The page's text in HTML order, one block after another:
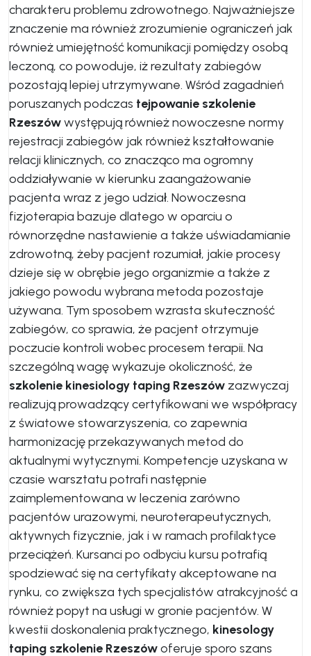
charakteru problemu zdrowotnego. Najważniejsze
znaczenie ma również zrozumienie ograniczeń jak
również umiejętność komunikacji pomiędzy osobą
leczoną, co powoduje, iż rezultaty zabiegów
pozostają lepiej utrzymywane. Wśród zagadnień
poruszanych podczas tejpowanie szkolenie
Rzeszówwystępują również nowoczesne normy
rejestracji zabiegów jak również kształtowanie
relacji klinicznych, co znacząco ma ogromny
oddziaływanie w kierunku zaangażowanie
pacjenta wraz z jego udział. Nowoczesna
fizjoterapia bazuje dlatego w oparciu o
równorzędne nastawienie a także uświadamianie
zdrowotną, żeby pacjent rozumiał, jakie procesy
dzieje się w obrębie jego organizmie a także z
jakiego powodu wybrana metoda pozostaje
używana. Tym sposobem wzrasta skuteczność
zabiegów, co sprawia, że pacjent otrzymuje
poczucie kontroli wobec procesem terapii. Na
szczególną wagę wykazuje okoliczność, że
szkolenie kinesiology taping Rzeszów zazwyczaj
realizują prowadzący certyfikowani we współpracy
z światowe stowarzyszenia, co zapewnia
harmonizację przekazywanych metod do
aktualnymi wytycznymi. Kompetencje uzyskana w
czasie warsztatu potrafi następnie
zaimplementowana w leczenia zarówno
pacjentów urazowymi, neuroterapeutycznych,
aktywnych fizycznie, jak i w ramach profilaktyce
przeciążeń. Kursanci po odbyciu kursu potrafią
spodziewać się na certyfikaty akceptowane na
rynku, co zwiększa tych specjalistów atrakcyjność a
również popyt na usługi w gronie pacjentów. W
kwestii doskonalenia praktycznego, kinesology
taping szkolenie Rzeszówoferuje sporo szans